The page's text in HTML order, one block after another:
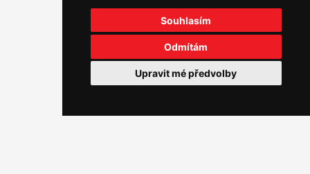
Souhlasím
Odmítám
Upravit mé předvolby
57 mil. Kč
FINANČNÍ OBJEM